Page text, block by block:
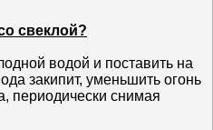
свеклой?
водой и поставить на
закипит, уменьшить огонь
периодически снимая